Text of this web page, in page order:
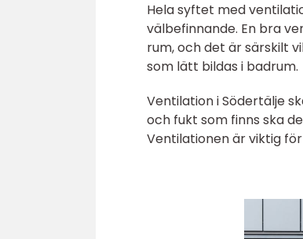
Hela syftet med
välbefinnande. En bra
rum, och det är särskilt
som lätt bildas i badrum.
Ventilation i Södertälje
och fukt som finns ska
Ventilationen är viktig